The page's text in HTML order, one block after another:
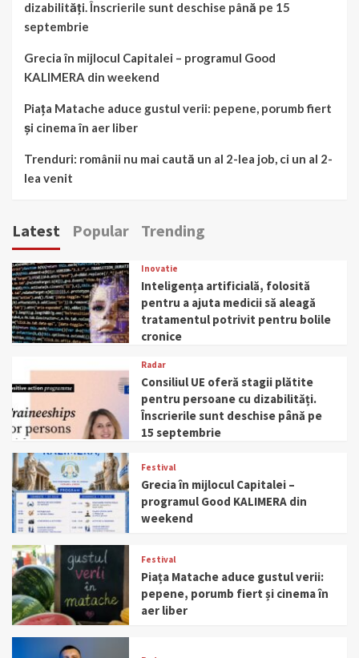
dizabilități. Înscrierile sunt deschise până pe 15
septembrie
Grecia în mijlocul Capitalei – programul Good
KALIMERA din weekend
Piața Matache aduce gustul verii: pepene, porumb fiert
și cinema în aer liber
Trenduri: românii nu mai caută un al 2-lea job, ci un al 2-
lea venit
Latest Popular Trending
Inovatie
Inteligența artificială, folosită
pentru a ajuta medicii să aleagă
tratamentul potrivit pentru bolile
cronice
Radar
Consiliul UE oferă stagii plătite
pentru persoane cu dizabilități.
Înscrierile sunt deschise până pe
15 septembrie
Festival
Grecia în mijlocul Capitalei –
programul Good KALIMERA din
weekend
Festival
Piața Matache aduce gustul verii:
pepene, porumb fiert și cinema în
aer liber